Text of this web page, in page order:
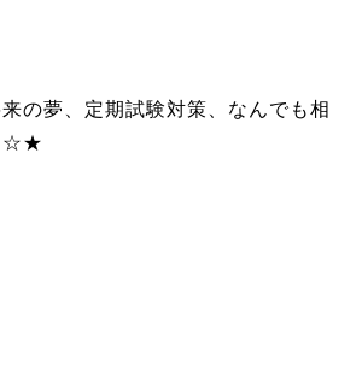
夢、定期試験対策、なんでも相